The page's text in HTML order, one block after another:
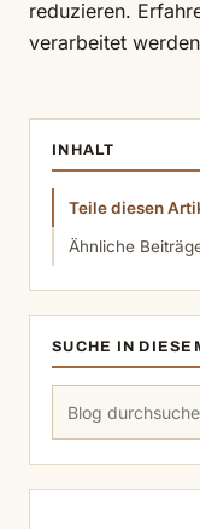
reduzieren.
verarbeitet
INHALT
Teile diesen
Ähnliche
SUCHE IN
Suchen